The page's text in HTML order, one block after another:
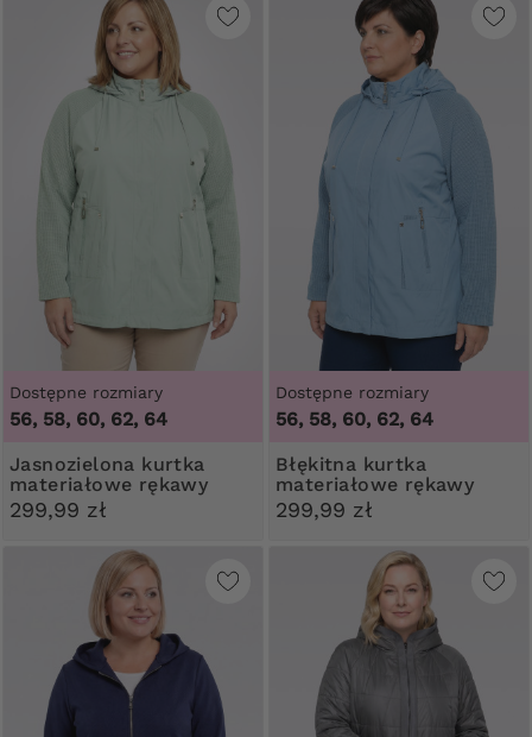
Dostępne rozmiary
56, 58, 60, 62, 64
Jasnozielona kurtka
materiałowe rękawy
299,99 zł
Dostępne rozmiary
56, 58, 60, 62, 64
Błękitna kurtka
materiałowe rękawy
299,99 zł